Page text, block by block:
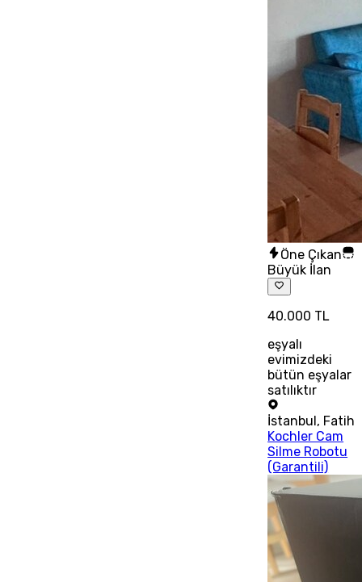
Öne Çıkan
Büyük İlan
40.000 TL
eşyalı
evimizdeki
bütün eşyalar
satılıktır
İstanbul , Fatih
Kochler Cam
Silme Robotu
(Garantili)